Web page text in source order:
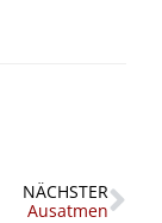
NÄCHSTER
Ausatmen